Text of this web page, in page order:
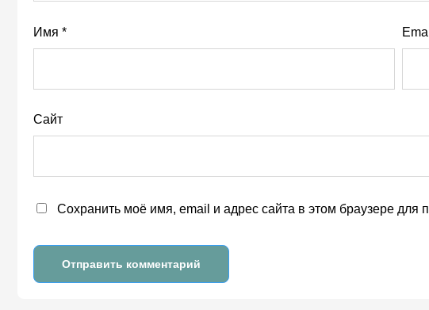
Имя *
Сайт
Сохранить моё имя, email и адрес сайта в этом браузере